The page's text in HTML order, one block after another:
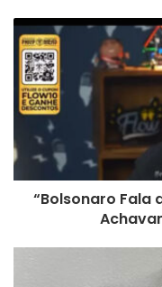
“Bolsonaro Fala